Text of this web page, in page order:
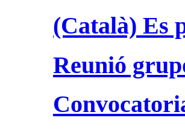
(Català) Es
Reunió